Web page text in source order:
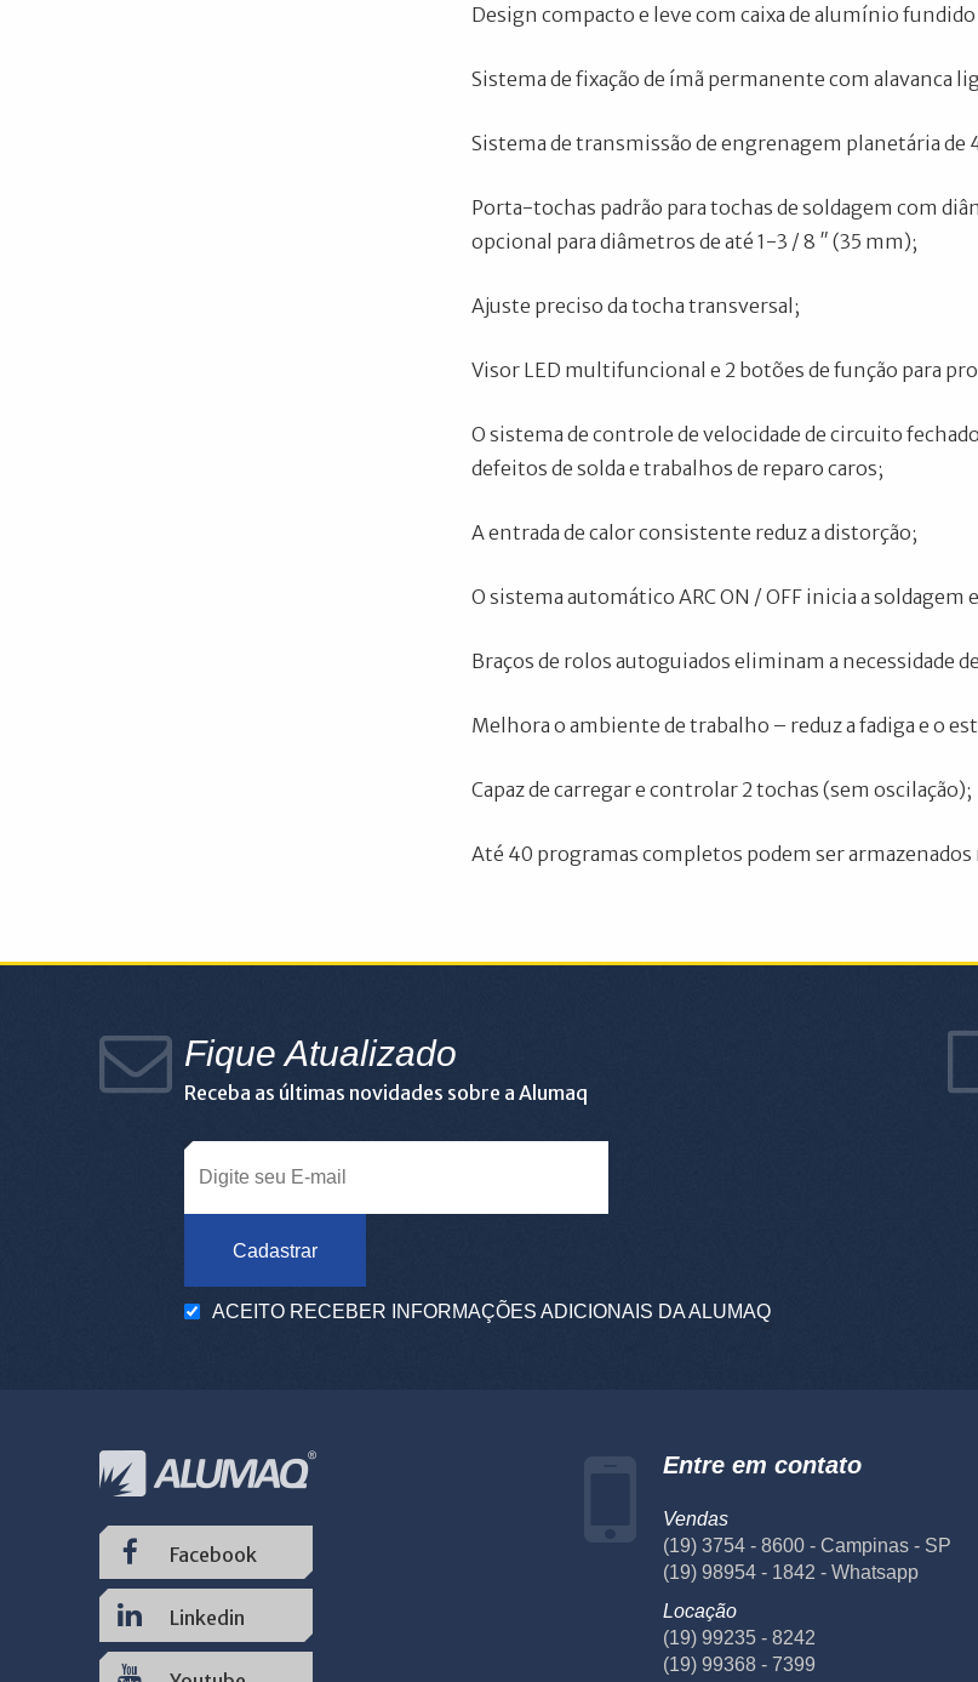
Design compacto e leve com caixa de alumínio
Sistema de fixação de ímã permanente com alavanca
Sistema de transmissão de engrenagem planetária de
Porta-tochas padrão para tochas de soldagem com
opcional para diâmetros de até 1-3 / 8 ″ (35 mm);
Ajuste preciso da tocha transversal;
Visor LED multifuncional e 2 botões de função para
O sistema de controle de velocidade de circuito
defeitos de solda e trabalhos de reparo caros;
A entrada de calor consistente reduz a distorção;
O sistema automático ARC ON / OFF inicia a
Braços de rolos autoguiados eliminam a necessidade
Melhora o ambiente de trabalho – reduz a fadiga e o
Capaz de carregar e controlar 2 tochas (sem oscilação);
Até 40 programas completos podem ser
Fique Atualizado
Receba as últimas novidades sobre a Alumaq
Cadastrar
ACEITO RECEBER INFORMAÇÕES ADICIONAIS DA ALUMAQ
Facebook
Linkedin
Entre em contato
Vendas
(19) 3754 - 8600 - Campinas - SP
(19) 98954 - 1842 - Whatsapp
Locação
(19) 99235 - 8242
(19) 99368 - 7399